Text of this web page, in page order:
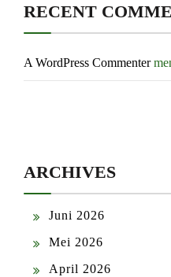
RECENT
A WordPress Commenter
ARCHIVES
Juni 2026
Mei 2026
April 2026